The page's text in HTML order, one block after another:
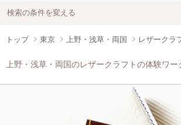
検索の条件を変える
トップ 東京 上野・浅草・両国 レザークラ
上野・浅草・両国のレザークラフトの体験ワ